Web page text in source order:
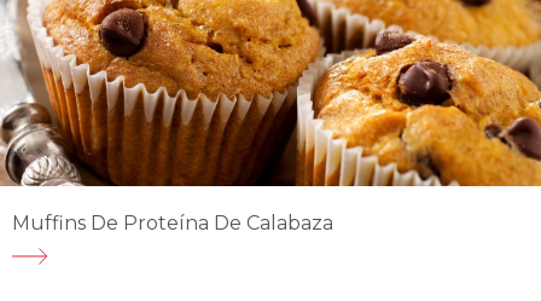
Muffins De Proteína De Calabaza